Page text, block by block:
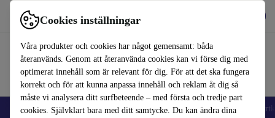
Cookies inställningar
Våra produkter och cookies har något gemensamt: båda
återanvänds. Genom att återanvända cookies kan vi förse dig med
optimerat innehåll som är relevant för dig. För att det ska fungera
korrekt och för att kunna anpassa innehåll och reklam åt dig så
måste vi analysera ditt surfbeteende – med första och tredje part
cookies. Självklart bara med ditt samtycke. Du kan ändra dina
Använd refurbed snabbt och enkelt
🎒 Back to school Mobiltelefoner Bärbara datorer Surfplattor